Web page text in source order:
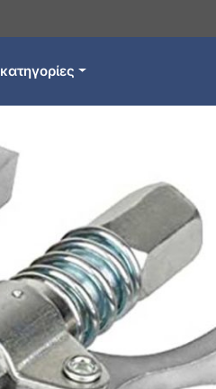
κατηγορίες